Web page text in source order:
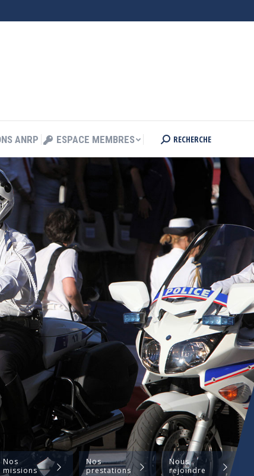
ANRP ESPACE MEMBRES Search:
RECHERCHE
Nos
missions
Nos
prestations
Nous
rejoindre
ANRP ESPACE MEMBRES Search: